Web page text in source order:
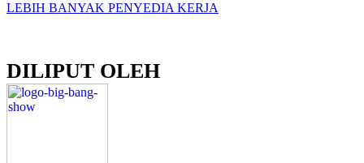
LEBIH BANYAK PENYEDIA KERJA
DILIPUT OLEH